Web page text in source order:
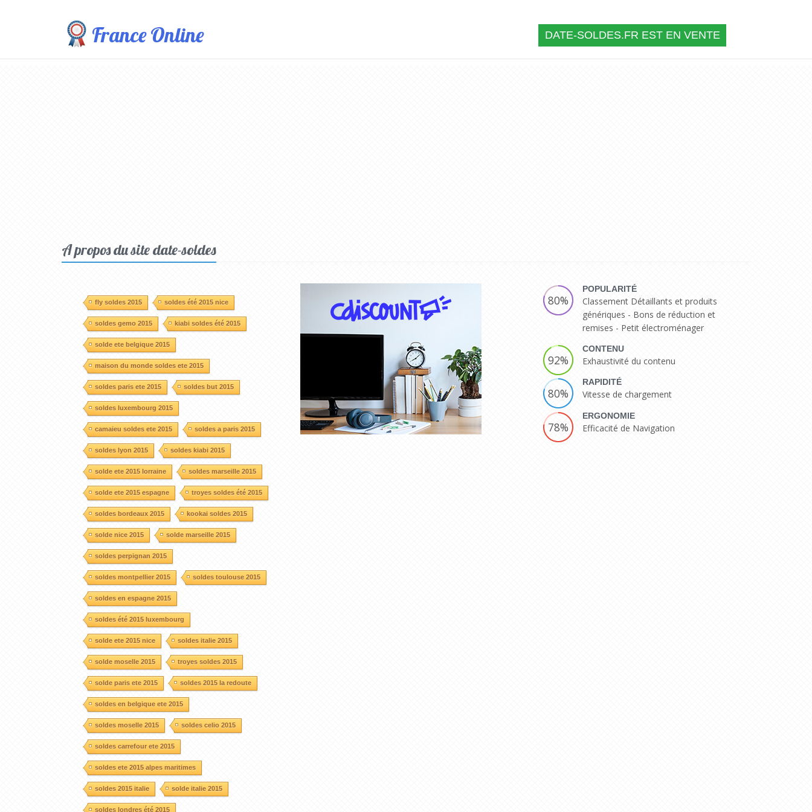
France Online DATE-SOLDES.FR EST EN VENTE
A propos du site date-soldes
fly soldes 2015 soldes été 2015 nice
soldes gemo 2015 kiabi soldes été 2015
solde ete belgique 2015
maison du monde soldes ete 2015
soldes paris ete 2015 soldes but 2015
soldes luxembourg 2015
camaieu soldes ete 2015 soldes a paris 2015
soldes lyon 2015 soldes kiabi 2015
solde ete 2015 lorraine soldes marseille 2015
solde ete 2015 espagne troyes soldes été 2015
soldes bordeaux 2015 kookai soldes 2015
solde nice 2015 solde marseille 2015
soldes perpignan 2015
soldes montpellier 2015 soldes toulouse 2015
soldes en espagne 2015
soldes été 2015 luxembourg
solde ete 2015 nice soldes italie 2015
solde moselle 2015 troyes soldes 2015
solde paris ete 2015 soldes 2015 la redoute
soldes en belgique ete 2015
soldes moselle 2015 soldes celio 2015
soldes carrefour ete 2015
soldes ete 2015 alpes maritimes
soldes 2015 italie solde italie 2015
soldes londres été 2015
80%
POPULARITÉ
Classement Détaillants et produits
génériques - Bons de réduction et
remises - Petit électroménager
92%
CONTENU
Exhaustivité du contenu
80%
RAPIDITÉ
Vitesse de chargement
78%
ERGONOMIE
Efficacité de Navigation